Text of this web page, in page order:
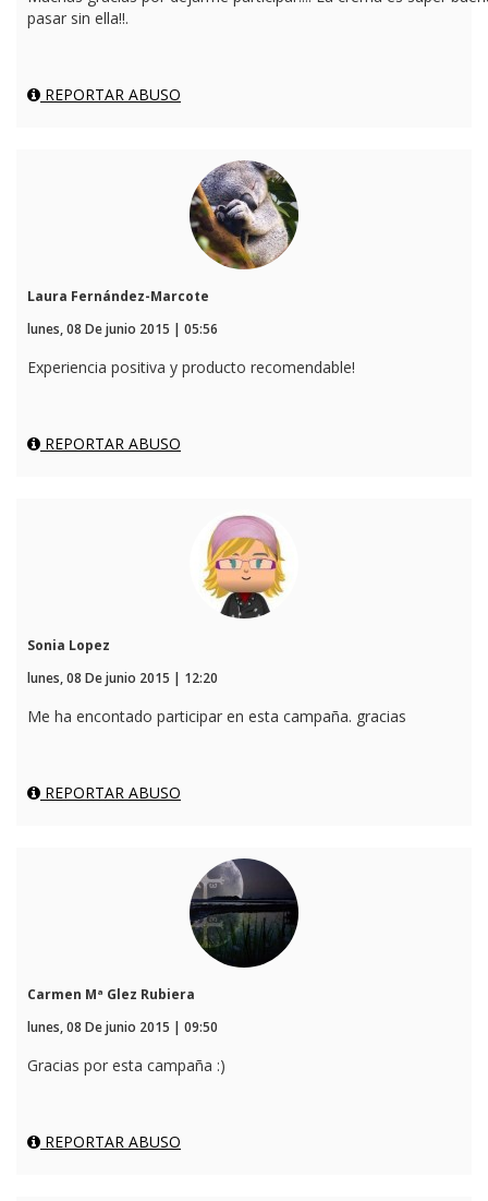
pasar sin ella!!.
REPORTAR ABUSO
Laura Fernández-Marcote
lunes, 08 De junio 2015 | 05:56
Experiencia positiva y producto recomendable!
REPORTAR ABUSO
Sonia Lopez
lunes, 08 De junio 2015 | 12:20
Me ha encontado participar en esta campaña. gracias
REPORTAR ABUSO
Carmen Mª Glez Rubiera
lunes, 08 De junio 2015 | 09:50
Gracias por esta campaña :)
REPORTAR ABUSO